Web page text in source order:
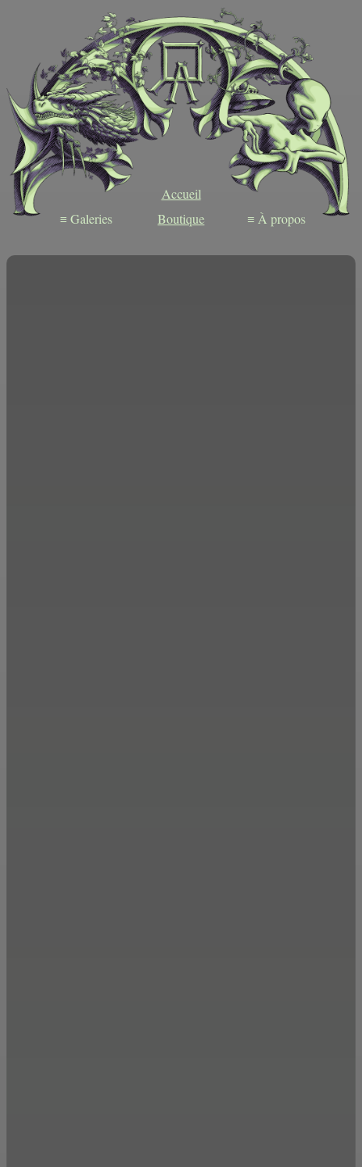
≡ À propos
Boutique
≡ Galeries
Accueil